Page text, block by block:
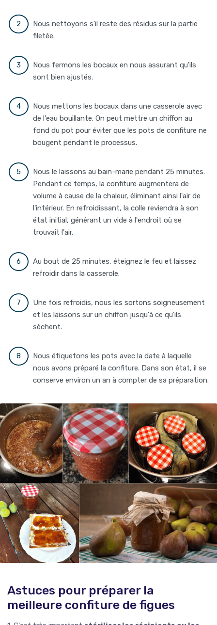
Nous nettoyons s'il reste des résidus sur la partie
filetée.
Nous fermons les bocaux en nous assurant qu'ils
sont bien ajustés.
Nous mettons les bocaux dans une casserole avec
de l'eau bouillante. On peut mettre un chiffon au
fond du pot pour éviter que les pots de confiture ne
bougent pendant le processus.
Nous le laissons au bain-marie pendant 25 minutes.
Pendant ce temps, la confiture augmentera de
volume à cause de la chaleur, éliminant ainsi l'air de
l'intérieur. En refroidissant, la colle reviendra à son
état initial, générant un vide à l'endroit où se
trouvait l'air.
Au bout de 25 minutes, éteignez le feu et laissez
refroidir dans la casserole.
Une fois refroidis, nous les sortons soigneusement
et les laissons sur un chiffon jusqu'à ce qu'ils
sèchent.
Nous étiquetons les pots avec la date à laquelle
nous avons préparé la confiture. Dans son état, il se
conserve environ un an à compter de sa préparation.
Astuces pour préparer la
meilleure confiture de figues